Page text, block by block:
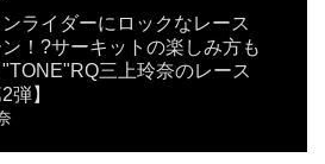
ライダーにロックなレース
！?サーキットの楽しみ方も
三上玲奈のレース
弾】